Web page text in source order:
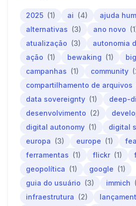
2025 (1) ai (4) ajuda
alternativas (3) ano novo
atualização (3) autonomia
ação (1) bewaking (1)
campanhas (1) community
compartilhamento de arquivos
data sovereignty (1) deep-
desenvolvimento (2)
digital autonomy (1) digital
europa (3) europe (1)
ferramentas (1) flickr (1)
geopolítica (1) google (1)
guia do usuário (3) immich
infraestrutura (2)